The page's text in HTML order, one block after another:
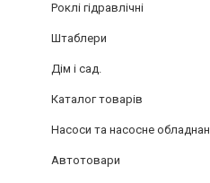
Роклі гідравлічні
Штаблери
Дім і сад.
Каталог товарів
Насоси та насосне
Автотовари